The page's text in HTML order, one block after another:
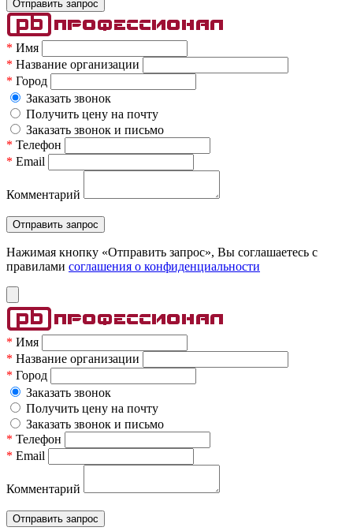
* Имя
* Название организации
* Город
Заказать звонок
Получить цену на почту
Заказать звонок и письмо
* Телефон
* Email
Комментарий
Нажимая кнопку «Отправить запрос», Вы соглашаетесь c
правилами соглашения о конфиденциальности
* Имя
* Название организации
* Город
Заказать звонок
Получить цену на почту
Заказать звонок и письмо
* Телефон
* Email
Комментарий